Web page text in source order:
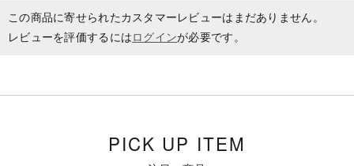
この商品に寄せられたカスタマーレビューはまだありません。
レビューを評価するにはログインが必要です。
PICK UP ITEM